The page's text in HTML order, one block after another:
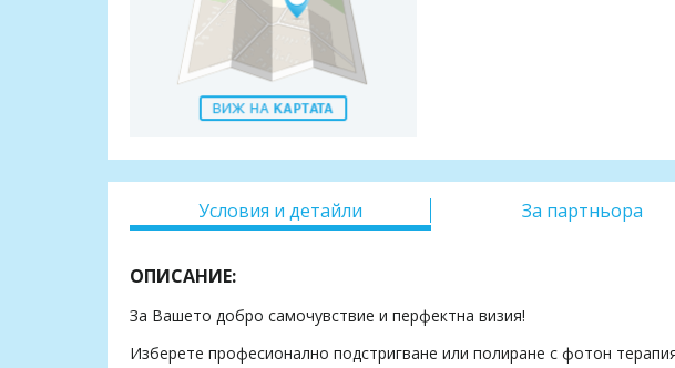
Условия и детайли За партньора
ОПИСАНИЕ:
За Вашето добро самочувствие и перфектна визия!
Изберете професионално подстригване или полиране с фотон